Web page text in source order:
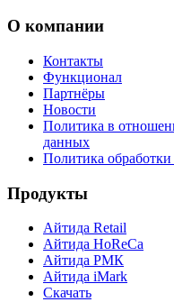
О компании
Контакты
Функционал
Партнёры
Новости
Политика в
данных
Политика
Продукты
Айтида Retail
Айтида HoReCa
Айтида РМК
Айтида iMark
Скачать